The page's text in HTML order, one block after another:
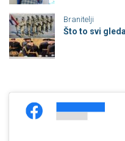
Branitelji
Što to svi